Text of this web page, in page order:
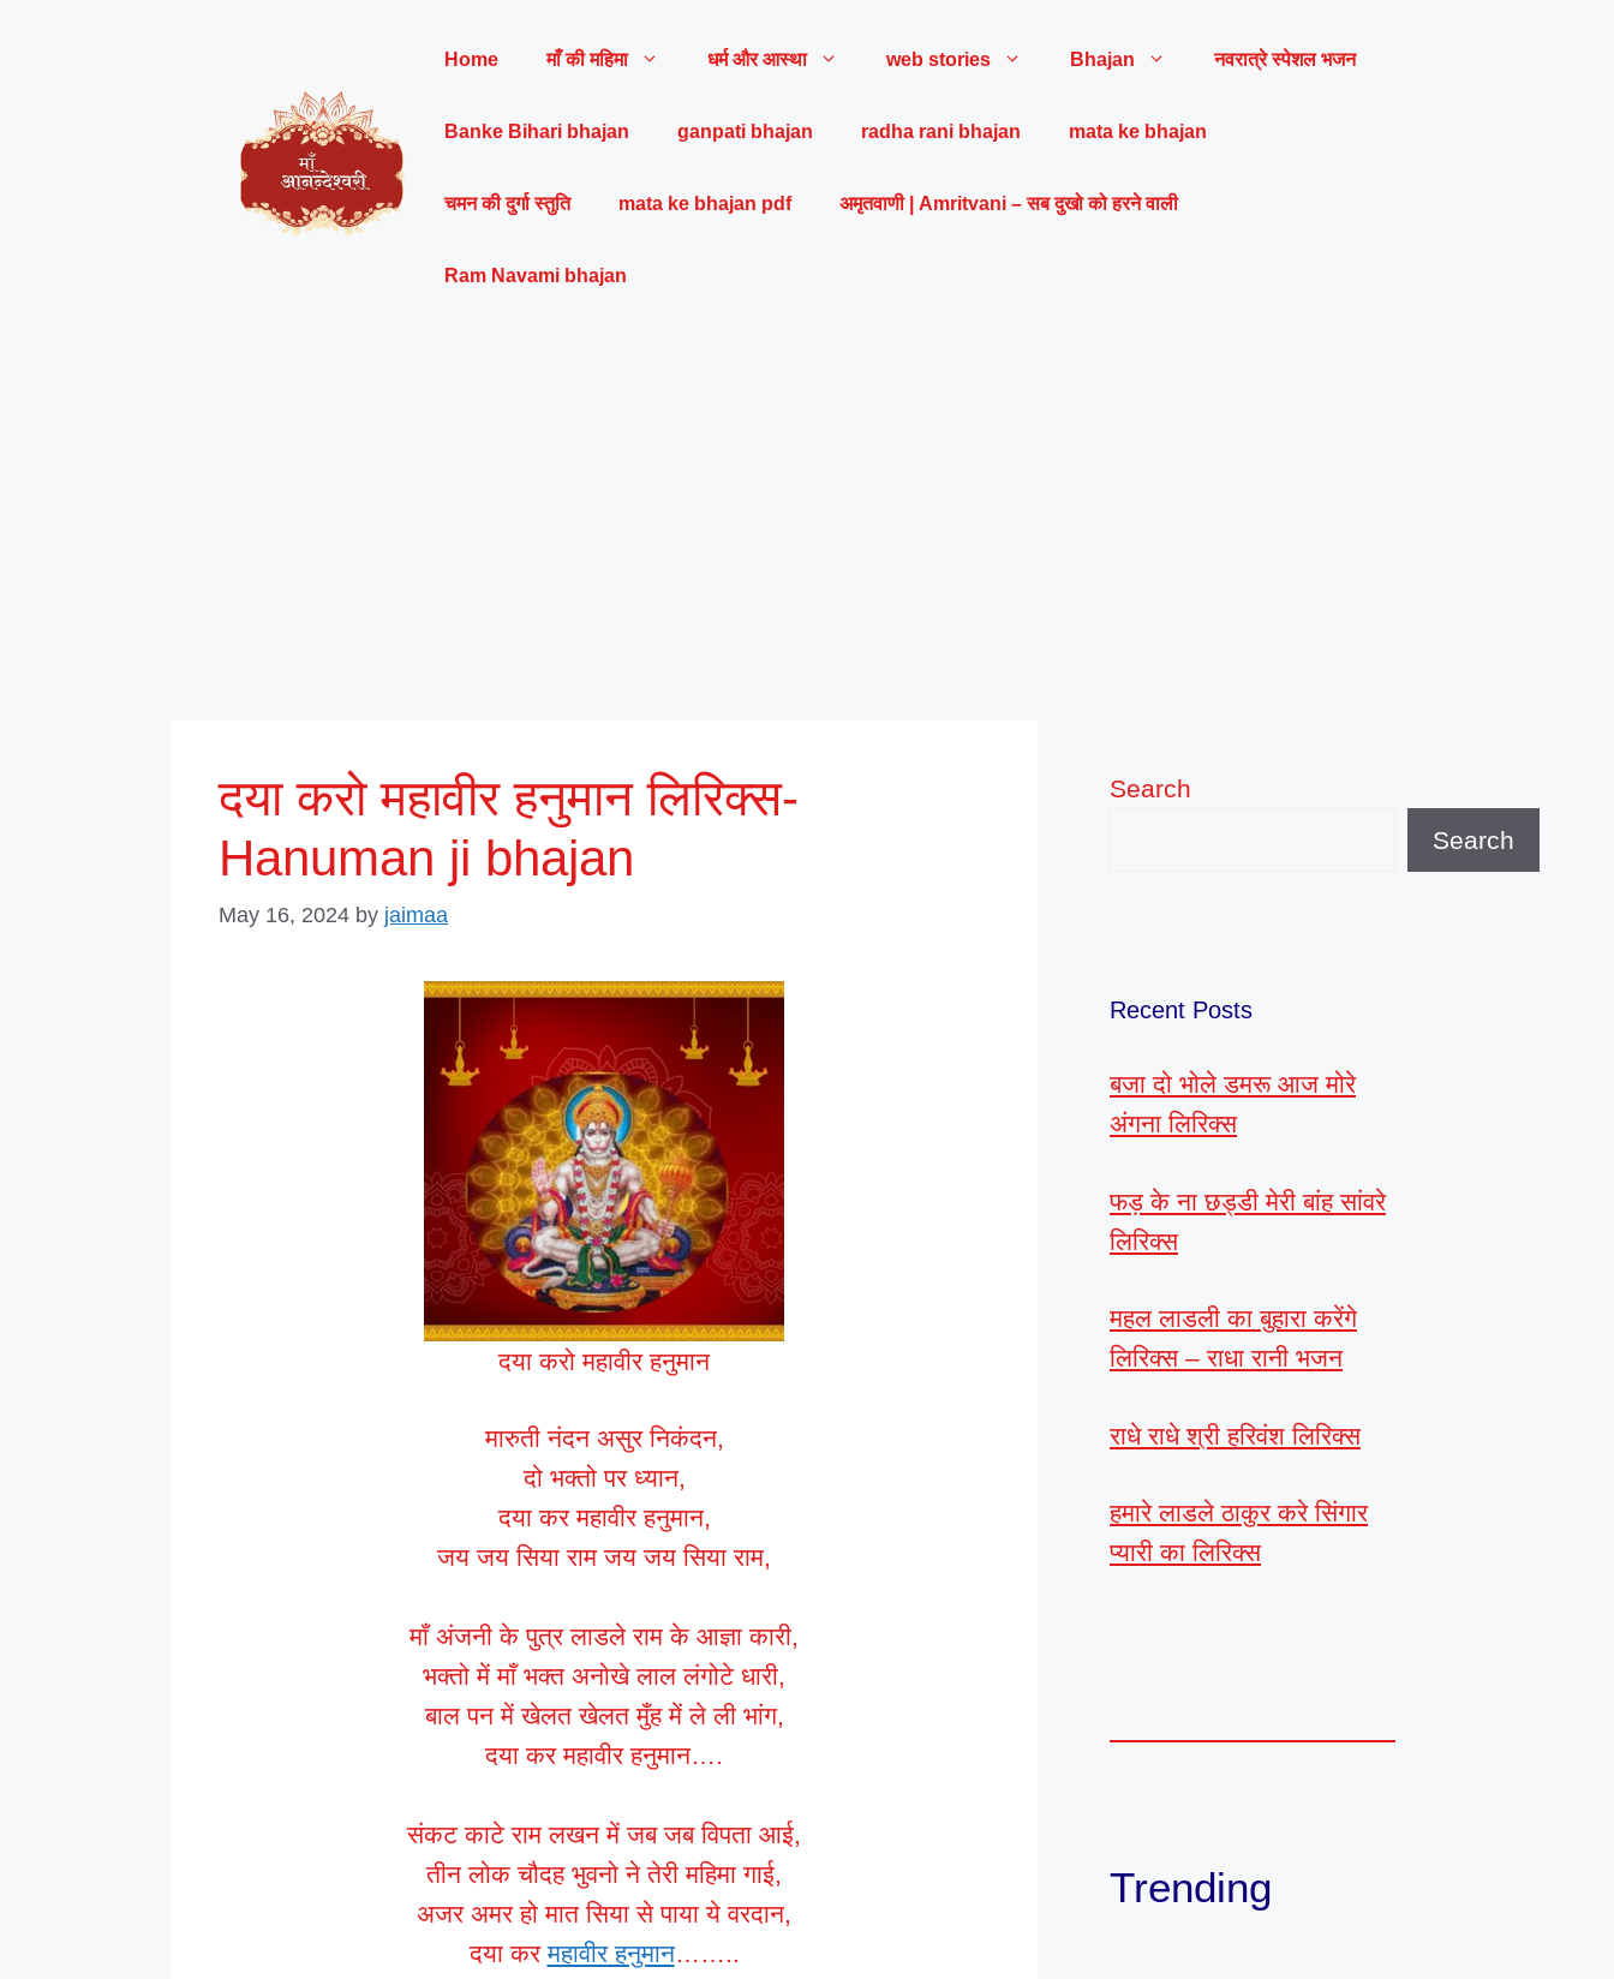
Home माँ की महिमा धर्म और आस्था web stories Bhajan नवरात्रे स्पेशल भजन
Banke Bihari bhajan ganpati bhajan radha rani bhajan mata ke bhajan
चमन की दुर्गा स्तुति mata ke bhajan pdf अमृतवाणी | Amritvani – सब दुखो को हरने वाली
Ram Navami bhajan
दया करो महावीर हनुमान लिरिक्स-
Hanuman ji bhajan
May 16, 2024 by jaimaa
दया करो महावीर हनुमान
मारुती नंदन असुर निकंदन,
दो भक्तो पर ध्यान,
दया कर महावीर हनुमान,
जय जय सिया राम जय जय सिया राम,
माँ अंजनी के पुत्र लाडले राम के आज्ञा कारी,
भक्तो में माँ भक्त अनोखे लाल लंगोटे धारी,
बाल पन में खेलत खेलत मुँह में ले ली भांग,
दया कर महावीर हनुमान….
संकट काटे राम लखन में जब जब विपता आई,
तीन लोक चौदह भुवनो ने तेरी महिमा गाई,
अजर अमर हो मात सिया से पाया ये वरदान,
दया करमहावीर हनुमान……..
Search
Search
Recent Posts
बजा दो भोले डमरू आज मोरे
अंगना लिरिक्स
फड़ के ना छड्डी मेरी बांह सांवरे
लिरिक्स
महल लाडली का बुहारा करेंगे
लिरिक्स – राधा रानी भजन
राधे राधे श्री हरिवंश लिरिक्स
हमारे लाडले ठाकुर करे सिंगार
प्यारी का लिरिक्स
Trending